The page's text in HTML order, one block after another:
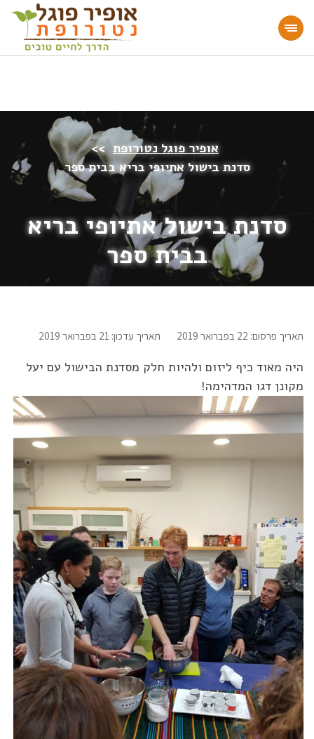
מעוניינים להעמיק או להתחיל דרך חיים בריאה?
הצטרפו לאתר!
אופיר פוגל נטורופת >>
סדנת בישול אתיופי בריא בבית ספר
סדנת בישול אתיופי בריא
בבית ספר
תאריך פרסום: 22 בפברואר 2019 תאריך עדכון: 21 בפברואר 2019
היה מאוד כיף ליזום ולהיות חלק מסדנת הבישול עם יעל
מקונן דגו המדהימה!